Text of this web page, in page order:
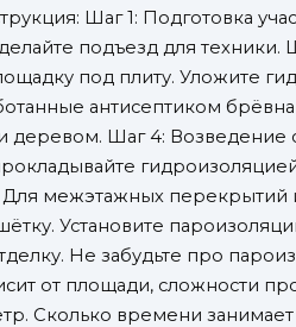
Шаг 1: Подготовка
подъезд для
под плиту. Уложите
антисептиком
деревом. Шаг 4: Возведение
межэтажных перекрытий
Установите
Не забудьте про
от площади, сложности
Сколько времени